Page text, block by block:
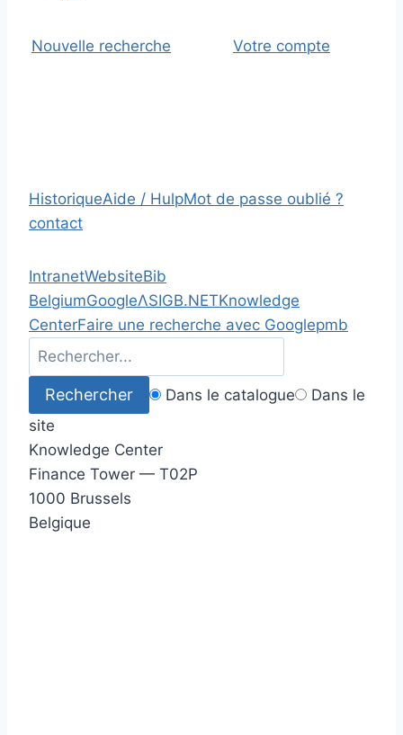
Nouvelle recherche Votre compte
HistoriqueAide / HulpMot de passe oublié ?
contact
IntranetWebsiteBib
BelgiumGoogleΛSIGB.NETKnowledge
CenterFaire une recherche avec Googlepmb
Dans le catalogue
Dans le
site
Knowledge Center
Finance Tower — T02P
1000 Brussels
Belgique